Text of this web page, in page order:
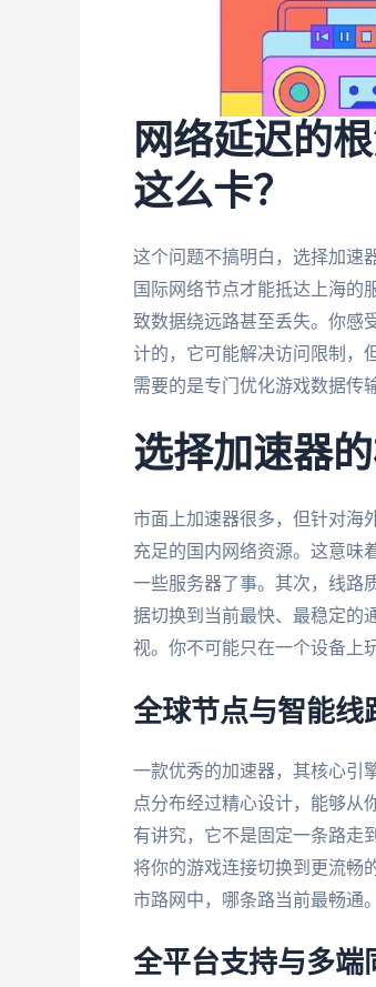
网络延迟的
这么卡？
这个问题不搞明白，选择加速
国际网络节点才能抵达上海的
致数据绕远路甚至丢失。你感
计的，它可能解决访问限制，
需要的是专门优化游戏数据传
选择加速器
市面上加速器很多，但针对海
充足的国内网络资源。这意味
一些服务器了事。其次，线路
据切换到当前最快、最稳定的
视。你不可能只在一个设备上
全球节点与智能线
一款优秀的加速器，其核心引
点分布经过精心设计，能够从
有讲究，它不是固定一条路走
将你的游戏连接切换到更流畅
市路网中，哪条路当前最畅通
全平台支持与多端